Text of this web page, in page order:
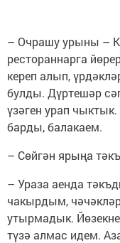
– Очрашу урыны –
рестораннарга
кереп алып,
булды. Дүртешәр
үзәген урап
барды, балакаем.
– Сөйгән ярыңа
– Ураза аенда
чакырдым,
утырмадык. Йөзекне
түзә алмас идем.